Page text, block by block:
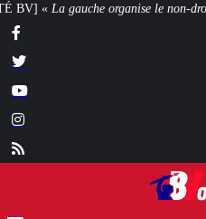
» [VOTRE AVIS] Yaël Braun-